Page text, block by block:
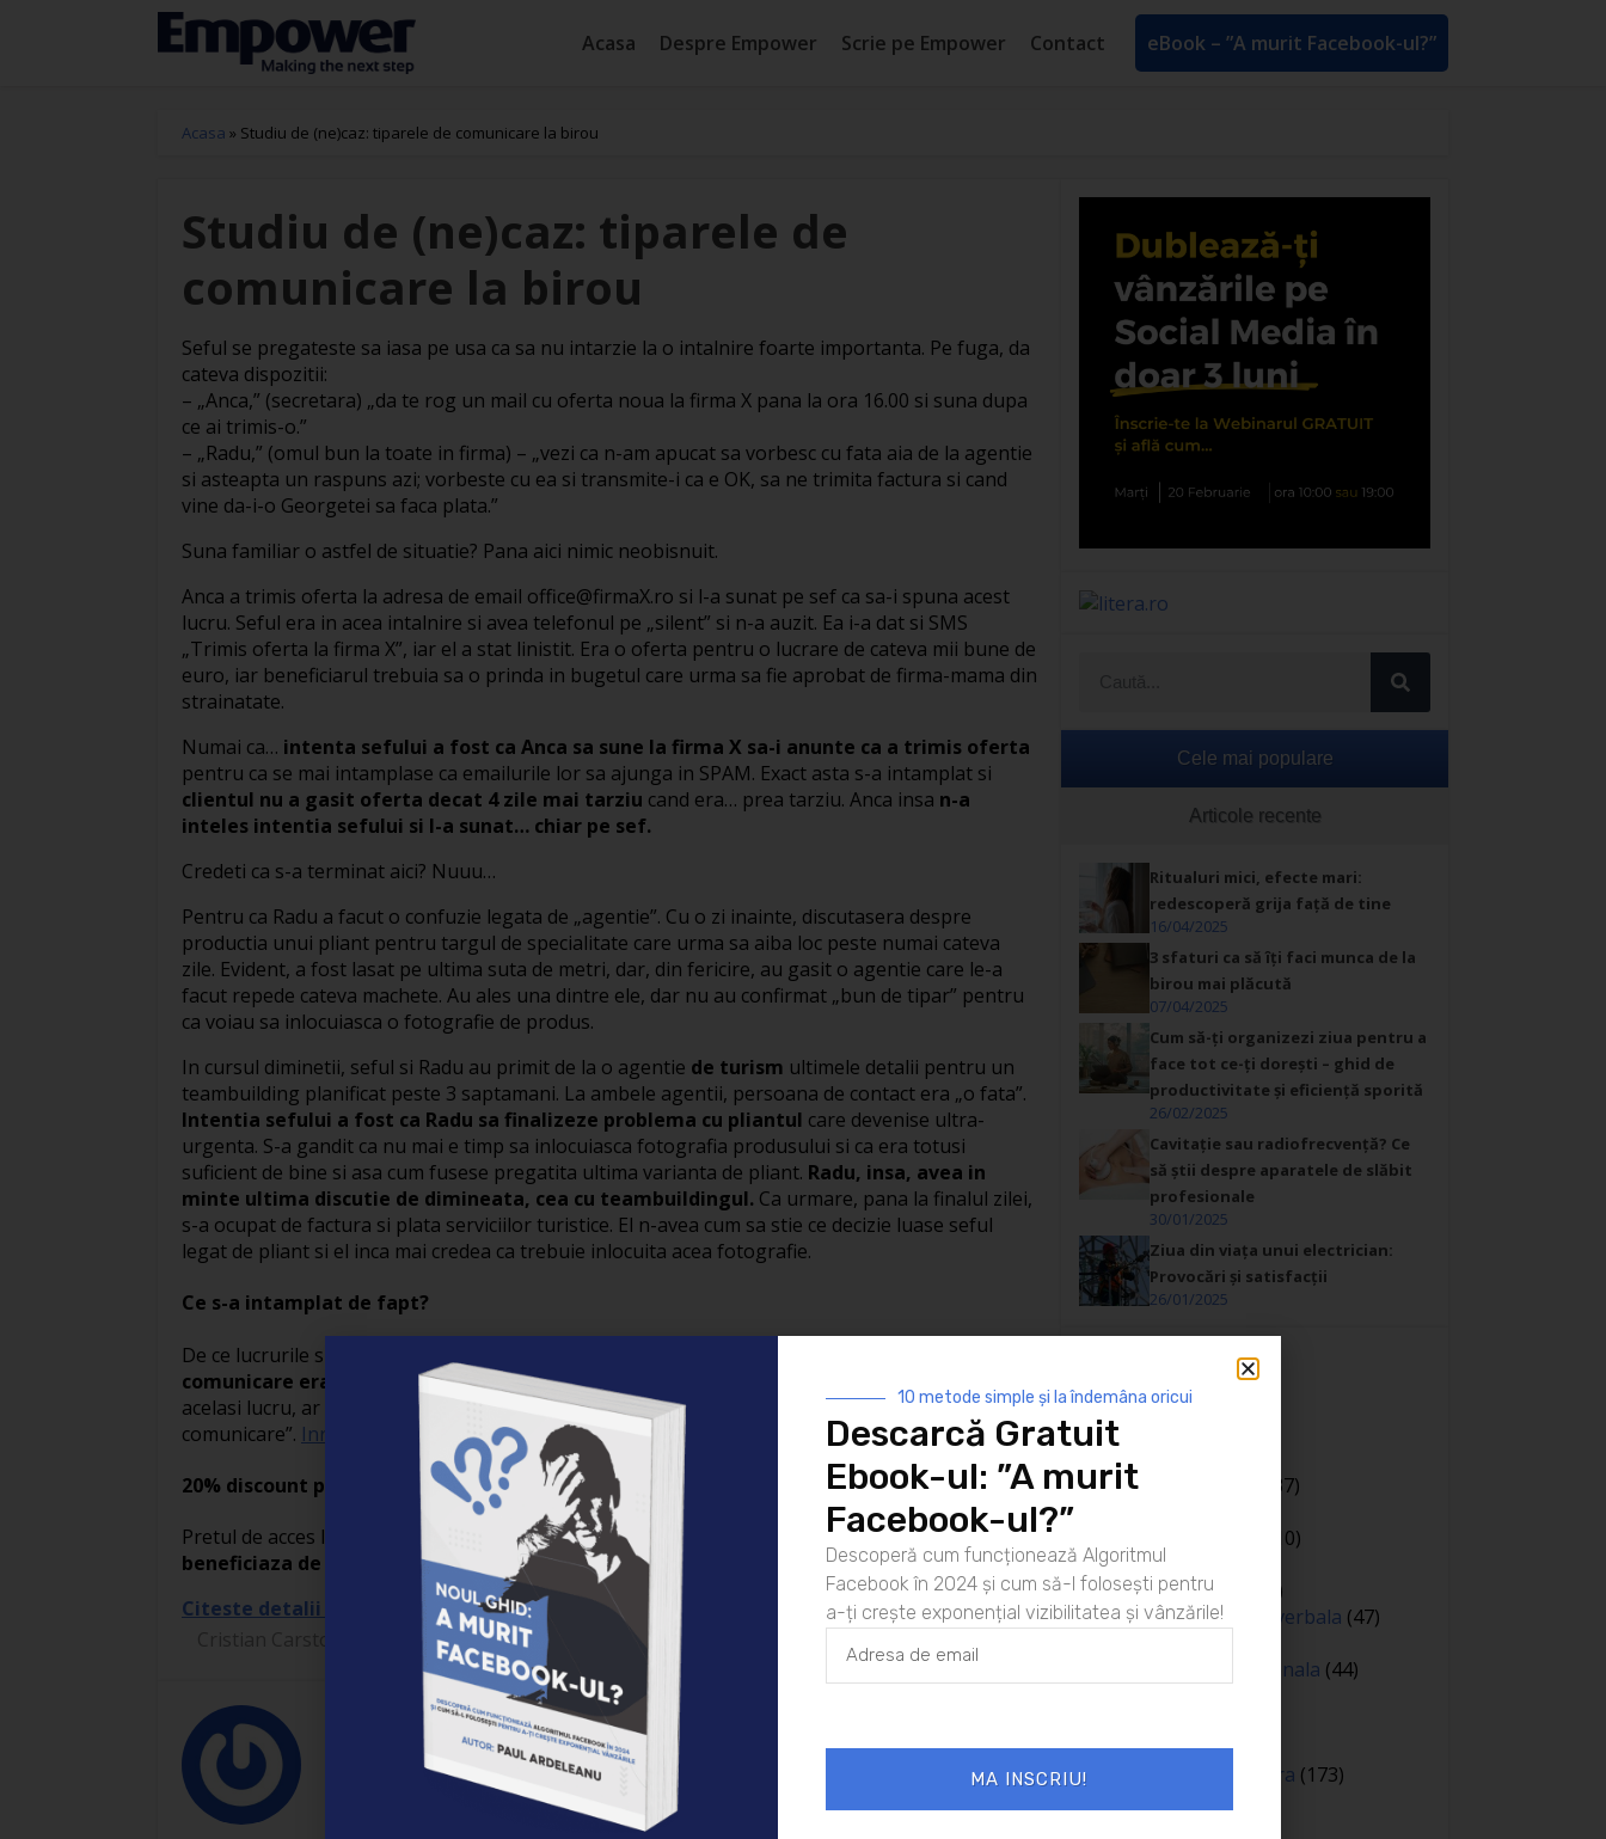
Acasa Despre Empower Scrie pe Empower Contact eBook – ”A murit Facebook-ul?”
Acasa » Studiu de (ne)caz: tiparele de comunicare la birou
Studiu de (ne)caz: tiparele de
comunicare la birou
Seful se pregateste sa iasa pe usa ca sa nu intarzie la o intalnire foarte importanta. Pe fuga, da
cateva dispozitii:
– „Anca,” (secretara) „da te rog un mail cu oferta noua la firma X pana la ora 16.00 si suna dupa
ce ai trimis-o.”
– „Radu,” (omul bun la toate in firma) – „vezi ca n-am apucat sa vorbesc cu fata aia de la agentie
si asteapta un raspuns azi; vorbeste cu ea si transmite-i ca e OK, sa ne trimita factura si cand
vine da-i-o Georgetei sa faca plata.”
Suna familiar o astfel de situatie? Pana aici nimic neobisnuit.
Anca a trimis oferta la adresa de email office@firmaX.ro si l-a sunat pe sef ca sa-i spuna acest
lucru. Seful era in acea intalnire si avea telefonul pe „silent” si n-a auzit. Ea i-a dat si SMS
„Trimis oferta la firma X”, iar el a stat linistit. Era o oferta pentru o lucrare de cateva mii bune de
euro, iar beneficiarul trebuia sa o prinda in bugetul care urma sa fie aprobat de firma-mama din
strainatate.
Numai ca… intenta sefului a fost ca Anca sa sune la firma X sa-i anunte ca a trimis oferta
pentru ca se mai intamplase ca emailurile lor sa ajunga in SPAM. Exact asta s-a intamplat si
clientul nu a gasit oferta decat 4 zile mai tarziu cand era… prea tarziu. Anca insa n-a
inteles intentia sefului si l-a sunat… chiar pe sef.
Credeti ca s-a terminat aici? Nuuu…
Pentru ca Radu a facut o confuzie legata de „agentie”. Cu o zi inainte, discutasera despre
productia unui pliant pentru targul de specialitate care urma sa aiba loc peste numai cateva
zile. Evident, a fost lasat pe ultima suta de metri, dar, din fericire, au gasit o agentie care le-a
facut repede cateva machete. Au ales una dintre ele, dar nu au confirmat „bun de tipar” pentru
ca voiau sa inlocuiasca o fotografie de produs.
In cursul diminetii, seful si Radu au primit de la o agentie de turism ultimele detalii pentru un
teambuilding planificat peste 3 saptamani. La ambele agentii, persoana de contact era „o fata”.
Intentia sefului a fost ca Radu sa finalizeze problema cu pliantul care devenise ultra-
urgenta. S-a gandit ca nu mai e timp sa inlocuiasca fotografia produsului si ca era totusi
suficient de bine si asa cum fusese pregatita ultima varianta de pliant. Radu, insa, avea in
minte ultima discutie de dimineata, cea cu teambuildingul. Ca urmare, pana la finalul zilei,
s-a ocupat de factura si plata serviciilor turistice. El n-avea cum sa stie ce decizie luase seful
legat de pliant si el inca mai credea ca trebuie inlocuita acea fotografie.
Ce s-a intamplat de fapt?
De ce lucrurile s-au petrecut cu totul altfel decat era intentia sefului? Simplu.
comunicare erau diferite de cele ale lui Radu sau Anca.
acelasi lucru, ar fi bine sa investesti o dupaamiaza in Conferinta „Comportamente si tipare de
comunicare”. Inregistreaza-te chiar acum pe site
20% discount pentru cititorii Empower cu codul „EMPOWER2012”
Pretul de acces la conferinta pentru un loc este de 99 RON.
Toti cititorii Empower
beneficiaza de 20% discount cu codul „EMPOWER2012”!
Citeste detalii complete despre eveniment si rezerva-ti locul (sau locurile) acum!
12/06/2012
Cristian Carstoiu
Cele mai populare
Articole recente
Ritualuri mici, efecte mari:
redescoperă grija față de tine
16/04/2025
3 sfaturi ca să îți faci munca de la
birou mai plăcută
07/04/2025
Cum să-ți organizezi ziua pentru a
face tot ce-ți dorești – ghid de
productivitate și eficiență sporită
26/02/2025
Cavitație sau radiofrecvență? Ce
să știi despre aparatele de slăbit
profesionale
30/01/2025
Ziua din viața unui electrician:
Provocări și satisfacții
26/01/2025
Bani
Body language
(37)
(10)
Coaching
Comunicare
(106)
Comunicare nonverbala (47)
Dezvoltare personala (44)
Auto(12)
Educatie financiara (173)
10 metode simple și la îndemâna oricui
Descarcă Gratuit
Ebook-ul: ”A murit
Facebook-ul?”
Descoperă cum funcționează Algoritmul
Facebook în 2024 și cum să-l folosești pentru
a-ți crește exponențial vizibilitatea și vânzările!
MA INSCRIU!